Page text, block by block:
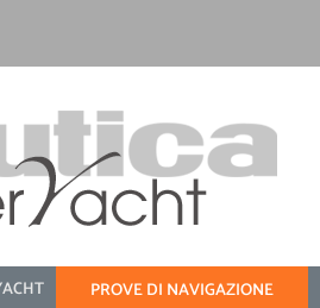
PROVE DI NAVIGAZIONE